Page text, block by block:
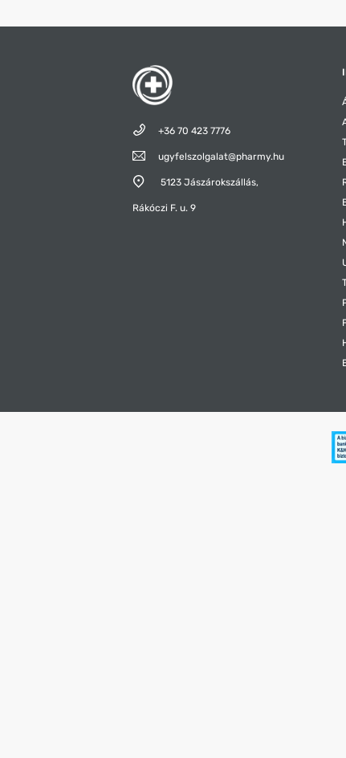
+36 70 423 7776
ugyfelszolgalat@pharmy.hu
5123 Jászárokszállás,
Rákóczi F. u. 9